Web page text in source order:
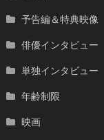
予告編＆特典映像
俳優インタビュー
単独インタビュー
年齢制限
映画